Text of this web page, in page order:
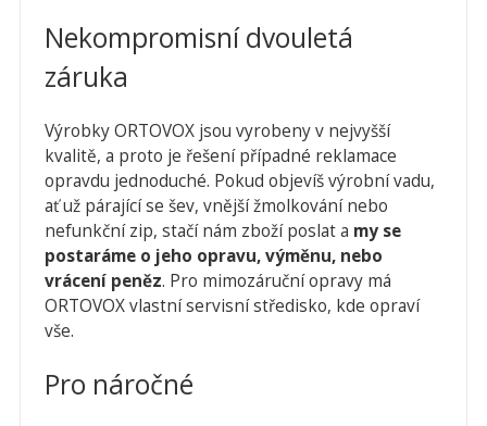
Nekompromisní dvouletá
záruka
Výrobky ORTOVOX jsou vyrobeny v nejvyšší
kvalitě, a proto je řešení případné reklamace
opravdu jednoduché. Pokud objevíš výrobní vadu,
ať už párající se šev, vnější žmolkování nebo
nefunkční zip, stačí nám zboží poslat a my se
postaráme o jeho opravu, výměnu, nebo
vrácení peněz. Pro mimozáruční opravy má
ORTOVOX vlastní servisní středisko, kde opraví
vše.
Pro náročné